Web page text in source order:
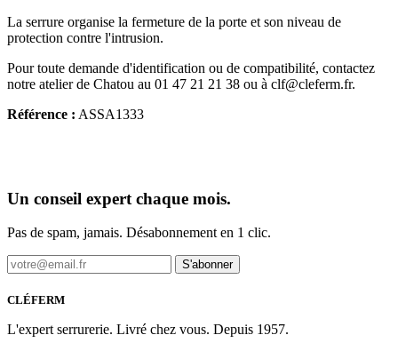
La serrure organise la fermeture de la porte et son niveau de
protection contre l'intrusion.
Pour toute demande d'identification ou de compatibilité, contactez
notre atelier de Chatou au 01 47 21 21 38 ou à clf@cleferm.fr.
Référence : ASSA1333
Un conseil expert chaque mois.
Pas de spam, jamais. Désabonnement en 1 clic.
S'abonner
CLÉFERM
L'expert serrurerie. Livré chez vous. Depuis 1957.